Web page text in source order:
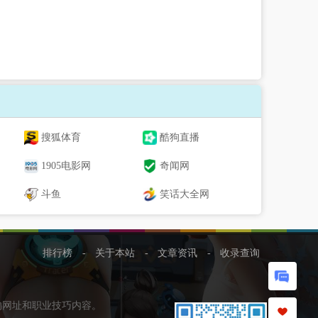
搜狐体育 酷狗直播
1905电影网 奇闻网
斗鱼 笑话大全网
排行榜 - 关于本站 - 文章资讯 - 收录查询
址和职业技巧内容。